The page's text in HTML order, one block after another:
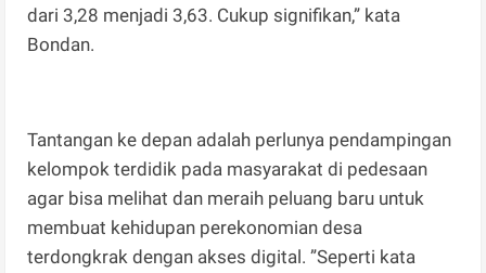
dari 3,28 menjadi 3,63. Cukup signifikan,” kata
Bondan.
Tantangan ke depan adalah perlunya pendampingan
kelompok terdidik pada masyarakat di pedesaan
agar bisa melihat dan meraih peluang baru untuk
membuat kehidupan perekonomian desa
terdongkrak dengan akses digital. ”Seperti kata